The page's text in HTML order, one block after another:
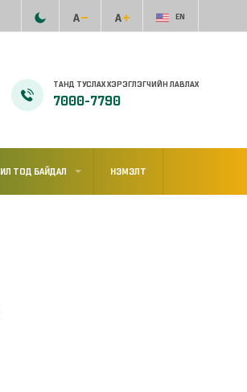
EN
ТАНД ТУСЛАХ ХЭРЭГЛЭГЧИЙН ЛАВЛАХ
7000-7790
ИЛ ТОД БАЙДАЛ НЭМЭЛТ